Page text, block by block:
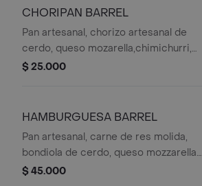
CHORIPAN BARREL
Pan artesanal, chorizo artesanal de
cerdo, queso mozarella,chimichurri,
acompañado de papas a la francesa.
$ 25.000
HAMBURGUESA BARREL
Pan artesanal, carne de res molida,
bondiola de cerdo, queso mozzarella,
salsa de la casa, lechuga y tomate
$ 45.000